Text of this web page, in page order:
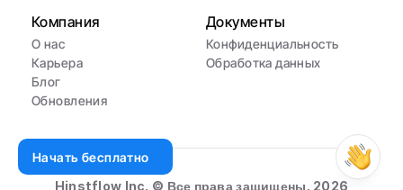
Компания
О нас
Карьера
Блог
Обновления
Документы
Конфиденциальность
Обработка данных
Hinstflow Inc. © Все права защищены. 2026
Начать бесплатно